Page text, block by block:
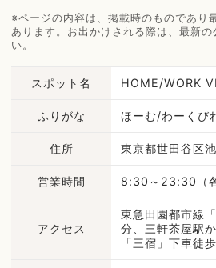
※ページの内容は、掲載時のものであり
あります。お出かけされる際は、最新の
い。
スポット名 HOME/WORK
ふりがな ほーむ/わーくび
住所 東京都世田谷区
営業時間 8:30～23:30（
アクセス
東急田園都市線
分、三軒茶屋駅
「三宿」下車徒